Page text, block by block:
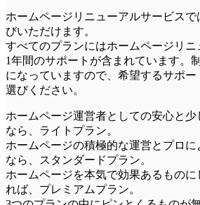
ホームページリニューアルサービス
びいただけます。
すべてのプランにはホームページリ
1年間のサポートが含まれています。
になっていますので、希望するサポ
選びください。
ホームページ運営者としての安心と
なら、 ライトプラン。
ホームページの積極的な運営とプロ
なら、
スタンダードプラン。
ホームページを本気で効果あるもの
れば、 プレミアムプラン。